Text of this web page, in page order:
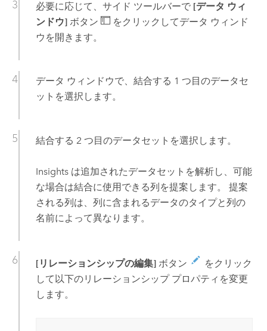
必要に応じて、サイド ツールバーで [データ ウィ
ンドウ]ボタン
をクリックしてデータ ウィンド
ウを開きます。
データ ウィンドウで、結合する 1 つ目のデータセ
ットを選択します。
結合する 2 つ目のデータセットを選択します。
Insightsは追加されたデータセットを解析し、可能
な場合は結合に使用できる列を提案します。 提案
される列は、列に含まれるデータのタイプと列の
名前によって異なります。
[リレーションシップの編集]ボタン
をクリック
して以下のリレーションシップ プロパティを変更
します。